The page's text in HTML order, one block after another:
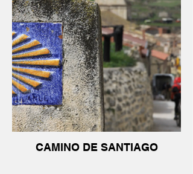
CAMINO DE SANTIAGO